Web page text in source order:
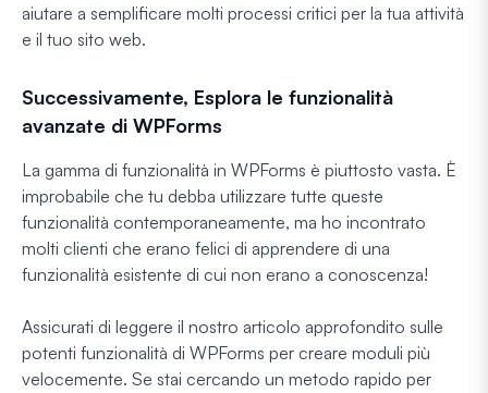
aiutare a semplificare molti processi critici per la tua attività
e il tuo sito web.
Successivamente, Esplora le funzionalità
avanzate di WPForms
La gamma di funzionalità in WPForms è piuttosto vasta. È
improbabile che tu debba utilizzare tutte queste
funzionalità contemporaneamente, ma ho incontrato
molti clienti che erano felici di apprendere di una
funzionalità esistente di cui non erano a conoscenza!
Assicurati di leggere il nostro articolo approfondito sulle
potenti funzionalità di WPForms per creare moduli più
velocemente. Se stai cercando un metodo rapido per